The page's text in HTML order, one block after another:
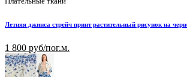
Летняя джинса стрейч принт растительный рисунок на
1 800 руб/пог.м.